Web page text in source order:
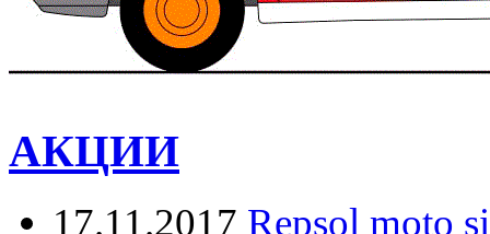
АКЦИИ
17.11.2017 Repsol moto